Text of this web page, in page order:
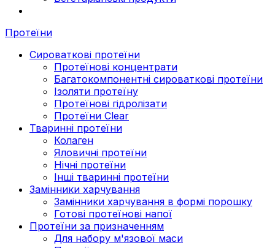
Протеїни
Сироваткові протеїни
Протеїнові концентрати
Багатокомпонентні сироваткові протеїни
Ізоляти протеїну
Протеїнові гідролізати
Протеїни Clear
Тваринні протеїни
Колаген
Яловичні протеїни
Нічні протеїни
Інші тваринні протеїни
Замінники харчування
Замінники харчування в формі порошку
Готові протеїнові напої
Протеїни за призначенням
Для набору м'язової маси